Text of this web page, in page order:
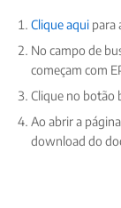
Clique aqui para
No campo de
começam com
Clique no botão
Ao abrir a
download do